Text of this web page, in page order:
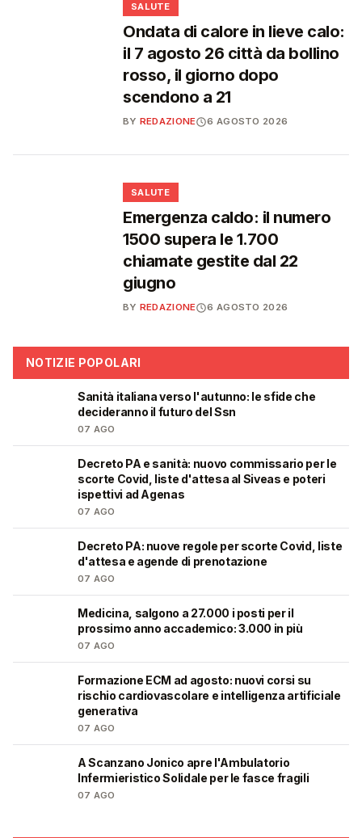
SALUTE
Ondata di calore in lieve calo:
il 7 agosto 26 città da bollino
rosso, il giorno dopo
scendono a 21
BY REDAZIONE 6 AGOSTO 2026
SALUTE
Emergenza caldo: il numero
1500 supera le 1.700
chiamate gestite dal 22
giugno
BY REDAZIONE 6 AGOSTO 2026
NOTIZIE POPOLARI
Sanità italiana verso l'autunno: le sfide che
decideranno il futuro del Ssn
07 AGO
Decreto PA e sanità: nuovo commissario per le
scorte Covid, liste d'attesa al Siveas e poteri
ispettivi ad Agenas
07 AGO
Decreto PA: nuove regole per scorte Covid, liste
d'attesa e agende di prenotazione
07 AGO
Medicina, salgono a 27.000 i posti per il
prossimo anno accademico: 3.000 in più
07 AGO
Formazione ECM ad agosto: nuovi corsi su
rischio cardiovascolare e intelligenza artificiale
generativa
07 AGO
A Scanzano Jonico apre l'Ambulatorio
Infermieristico Solidale per le fasce fragili
07 AGO